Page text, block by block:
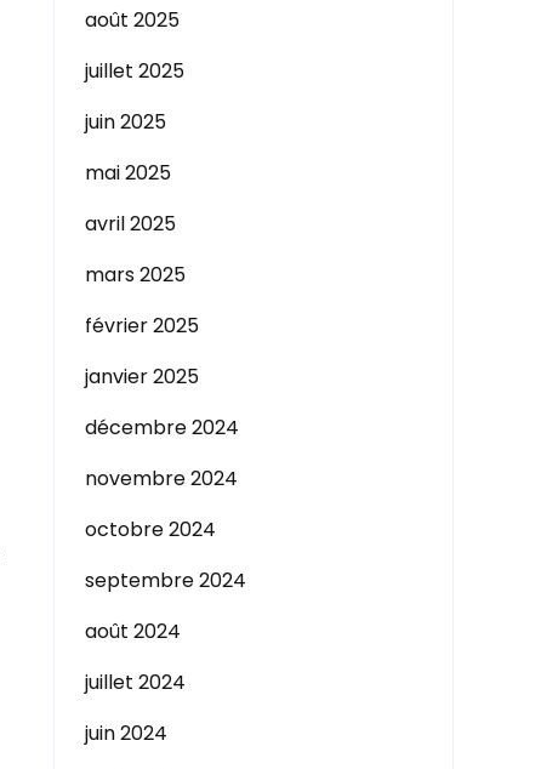
août 2025
juillet 2025
juin 2025
mai 2025
avril 2025
mars 2025
février 2025
janvier 2025
décembre 2024
novembre 2024
octobre 2024
septembre 2024
août 2024
juillet 2024
juin 2024